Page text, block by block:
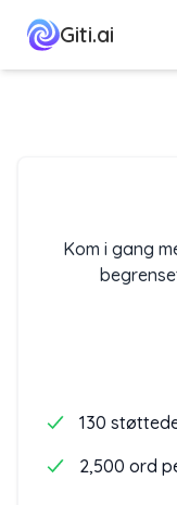
Giti.ai
Kom i gang
130
2,500 ord